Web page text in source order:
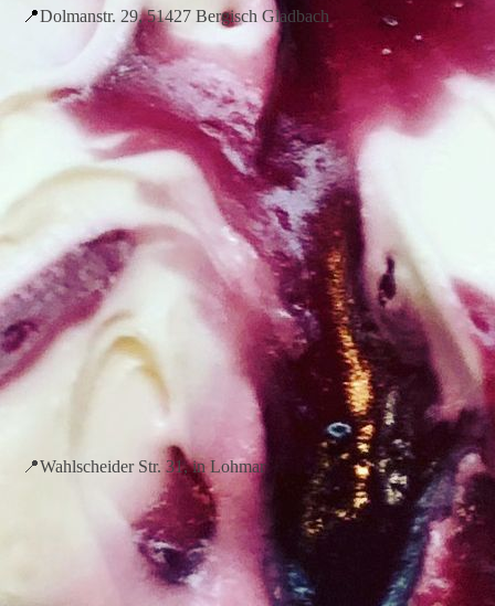
📍Dolmanstr. 29, 51427 Bergisch Gladbach
📍Wahlscheider Str. 31, in Lohmar